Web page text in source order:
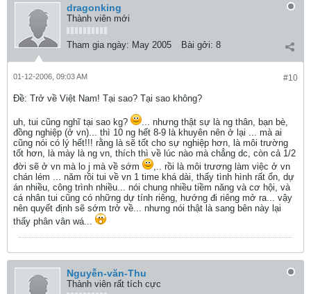
dragonking
Thành viên mới
Tham gia ngày: May 2005 Bài gởi: 8
#10
01-12-2006, 09:03 AM
Ðề: Trở về Việt Nam! Tại sao? Tại sao không?
uh, tui cũng nghĩ tại sao kg?
... nhưng thật sự là ng thân, bạn bè,
đồng nghiệp (ở vn)... thì 10 ng hết 8-9 là khuyên nên ở lại ... mà ai
cũng nói có lý hết!!! rằng là sẽ tốt cho sự nghiệp hơn, là môi trường
tốt hơn, là mày là ng vn, thích thì về lúc nào mà chẳng dc, còn cả 1/2
đời sẽ ở vn mà lo j mà về sớm
,.. rồi là môi trương làm việc ở vn
chán lém ... năm rồi tui về vn 1 time khá dài, thấy tình hình rất ổn, dự
án nhiều, công trình nhiều... nói chung nhiều tiềm năng và cơ hội, và
cá nhân tui cũng có những dự tính riêng, hướng đi riêng mở ra... vậy
nên quyết định sẽ sớm trở về... nhưng nói thật là sang bên này lại
thấy phân vân wá...
Nguyễn-văn-Thu
Thành viên rất tích cực